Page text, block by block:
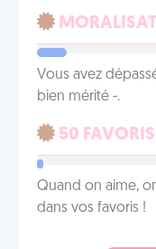
Vous avez
bien mérité -.
50 FAVORIS
Quand on aime,
dans vos favoris !